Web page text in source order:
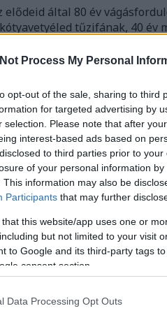
Process My Personal
opt-out of the sale, sharing to third
for targeted advertising by
selection. Please note that after
interest-based ads based on
to third parties prior to
of your personal information
This information may also be
Participants that may further
that this website/app uses one or
but not limited to your visit
to Google and its third-party tags
consent section.
Data Processing Opt Outs
elődeid által 80 év
tűzifának, 40 év
megtérülés nélkül
ismét gazdálkodni kezdenek,
hogy helyreállítsák az
az a bútorfa szépen felnő, és
újabb őrült, aki kivágja
az a rabló.
fakivágás
rablógazdálkodás
ner